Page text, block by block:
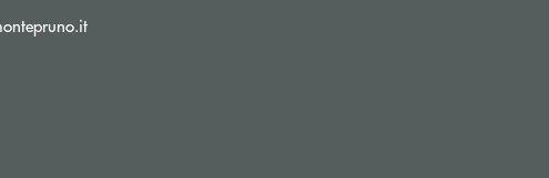
(si apre l’app di posta elettronica)